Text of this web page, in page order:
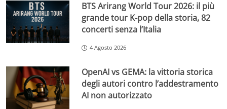
BTS Arirang World Tour 2026: il più
grande tour K-pop della storia, 82
concerti senza l’Italia
4 Agosto 2026
OpenAI vs GEMA: la vittoria storica
degli autori contro l’addestramento
AI non autorizzato